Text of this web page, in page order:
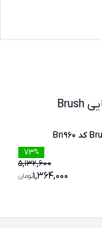
%
73
5,132,600
تومان1,364,000